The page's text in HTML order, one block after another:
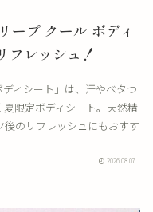
プ クール ボディ
フレッシュ！
ディシート」は、汗やベタつ
限定ボディシート。天然精
のリフレッシュにもおすす
2026.08.07